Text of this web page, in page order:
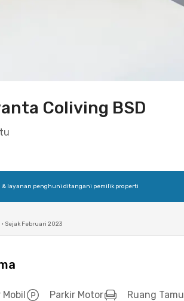
Coliving BSD
& layanan penghuni ditangani pemilik properti
• Sejak Februari 2023
Mobil Parkir Motor Ruang Tamu